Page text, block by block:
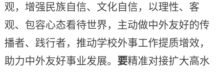
观，增强民族自信、文化自信，以理性、客
观、包容心态看待世界，主动做中外友好的传
播者、践行者，推动学校外事工作提质增效，
助力中外友好事业发展。 要精准对接扩大高水